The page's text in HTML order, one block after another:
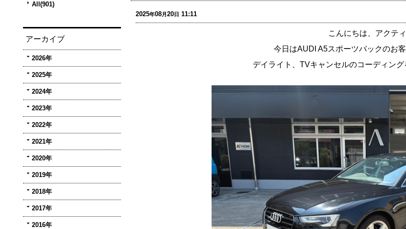
All(901)
アーカイブ
2026年
2025年
2024年
2023年
2022年
2021年
2020年
2019年
2018年
2017年
2016年
2025年08月20日 11:11
こんにちは、アクティ
今日はAUDI A5スポーツバックのお
デイライト、TVキャンセルのコーディング